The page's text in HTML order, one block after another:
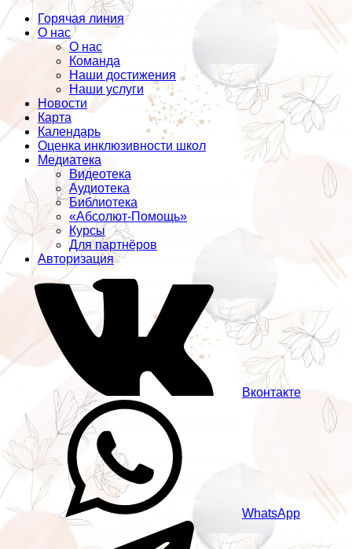
Горячая линия
О нас
О нас
Команда
Наши достижения
Наши услуги
Новости
Карта
Календарь
Оценка инклюзивности школ
Медиатека
Видеотека
Аудиотека
Библиотека
«Абсолют-Помощь»
Курсы
Для партнёров
Авторизация
Вконтакте
WhatsApp